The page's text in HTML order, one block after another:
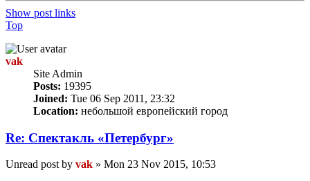
Show post links
Top
vak
Site Admin
Posts: 19395
Joined: Tue 06 Sep 2011, 23:32
Location: небольшой европейский город
Re: Спектакль «Петербург»
Unread post by vak » Mon 23 Nov 2015, 10:53